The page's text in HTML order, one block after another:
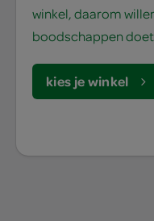
winkel, daarom
boodschappen
kies je winkel